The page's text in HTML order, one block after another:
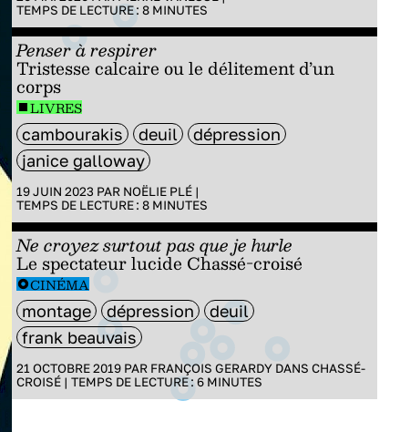
TEMPS DE LECTURE : 8MINUTES
Penser à respirer
Tristesse calcaire ou le délitement d’un
corps
LIVRES
cambourakis deuil
dépression
janice galloway
19 JUIN 2023 PAR NOËLIE PLÉ|
TEMPS DE LECTURE : 8MINUTES
Ne croyez surtout pas que je hurle
Le spectateur lucide Chassé-croisé
CINÉMA
montage dépression
deuil
frank beauvais
21 OCTOBRE 2019 PAR FRANÇOIS GERARDYDANS CHASSÉ-
CROISÉ| TEMPS DE LECTURE : 6MINUTES